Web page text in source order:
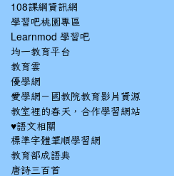
108課綱資訊網
學習吧桃園專區
Learnmod 學習吧
均一教育平台
教育雲
優學網
愛學網－國教院教育影片資源
教室裡的春天，合作學習網站
♥語文相關
標準字體筆順學習網
教育部成語典
唐詩三百首